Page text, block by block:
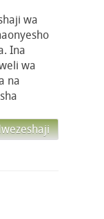
wa
Ina
wa
na